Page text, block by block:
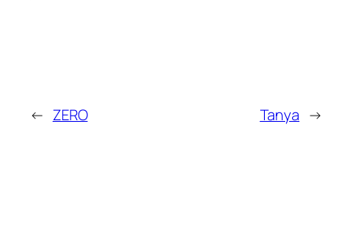
← ZERO Tanya →